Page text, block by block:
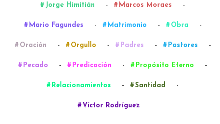
Jorge Himitián - Marcos Moraes -
Mario Fagundes - Matrimonio - Obra -
Oración - Orgullo - Padres - Pastores -
Pecado - Predicación - Propósito Eterno -
Relacionamientos - Santidad -
Víctor Rodríguez